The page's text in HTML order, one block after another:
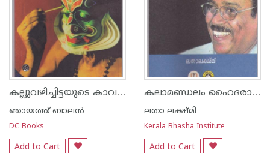
കല്ലുവഴിച്ചിട്ടയുടെ കാവലാള്‍
ഞായത്ത് ബാലന്‍
DC Books
Add to Cart
കലാമണ്ഡലം ഹൈദരാലി
ലതാ ലക്ഷ്മി
Kerala Bhasha Institute
Add to Cart